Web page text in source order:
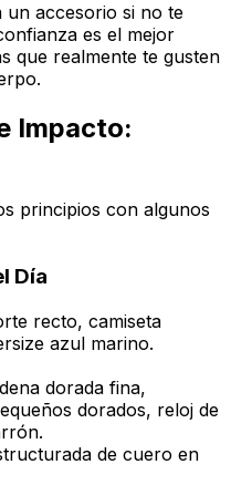
un accesorio si no te
es el mejor
que realmente te gusten
Impacto:
principios con algunos
Día
recto, camiseta
azul marino.
dorada fina,
dorados, reloj de
de cuero en